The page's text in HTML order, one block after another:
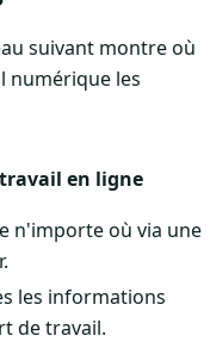
suivant montre où
numérique les
en ligne
n'importe où via une
les informations
de travail.